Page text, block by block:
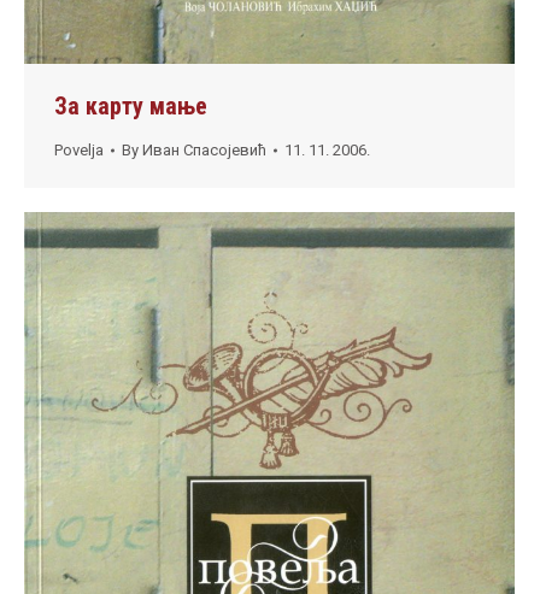
За карту мање
Povelja By Иван Спасојевић 11. 11. 2006.